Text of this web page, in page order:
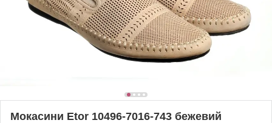
Мокасини Etor 10496-7016-743 бежевий